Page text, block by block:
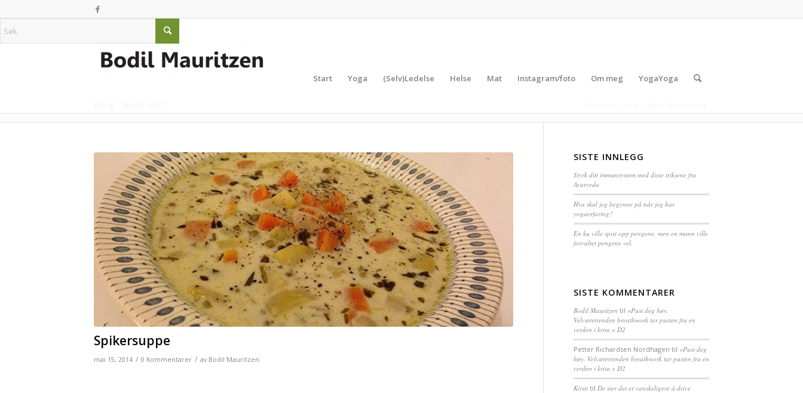
Start Yoga (Selv)Ledelse Helse Mat Instagram/foto Om meg YogaYoga
Spikersuppe
mai 15, 2014 / 0 Kommentarer / av Bodil Mauritzen
SISTE INNLEGG
Styrk ditt immunsystem med disse triksene fra
Ayurveda
Hva skal jeg begynne på når jeg har
yogaerfaring?
En ku ville spist opp pengene, men en mann ville
forvaltet pengene vel.
SISTE KOMMENTARER
Bodil Mauritzen til «Pust deg høy.
Velværetrenden breathwork tar pusten fra en
verden i krise.» D2
Petter Richardsen Nordhagen til «Pust deg
høy. Velværetrenden breathwork tar pusten fra en
verden i krise.» D2
Kirstitil De sier det er vanskeligere å drive